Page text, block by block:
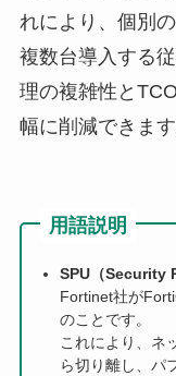
れにより、個別
複数台導入する
理の複雑性と
幅に削減できます
用語説明
SPU（Security
Fortinet社が
のことです。
これにより、ネ
ら切り離し、パ